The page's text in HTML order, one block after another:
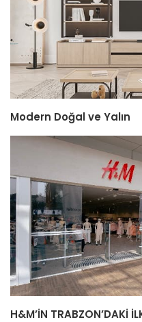
Modern Doğal ve Yalın
H&M’İN TRABZON’DAKİ